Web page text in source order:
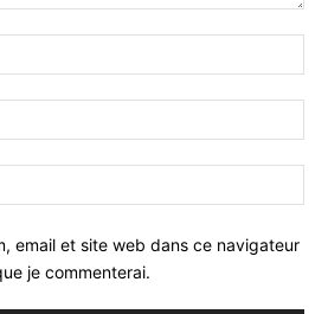
email et site web dans ce navigateur
je commenterai.